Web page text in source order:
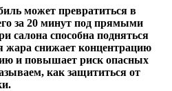
может превратиться в
за 20 минут под прямыми
салона способна подняться
жара снижает концентрацию
и повышает риск опасных
как защититься от